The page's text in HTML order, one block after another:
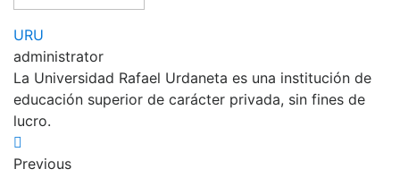
URU
administrator
La Universidad Rafael Urdaneta es una institución de
educación superior de carácter privada, sin fines de
lucro.
Previous